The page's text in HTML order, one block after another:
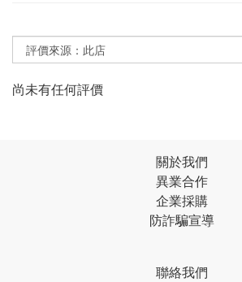
尚未有任何評價
關於我們
異業合作
企業採購
防詐騙宣導
聯絡我們